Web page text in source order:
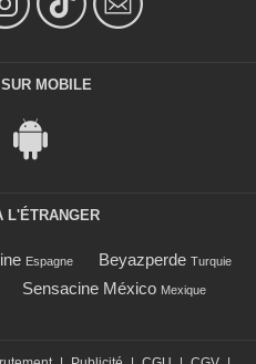
MOBILE
L'ÉTRANGER
Espagne Beyazperde Turquie
Sensacine México Mexique